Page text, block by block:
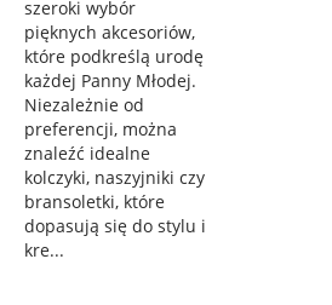
szeroki wybór
pięknych akcesoriów,
które podkreślą urodę
każdej Panny Młodej.
Niezależnie od
preferencji, można
znaleźć idealne
kolczyki, naszyjniki czy
bransoletki, które
dopasują się do stylu i
kre...